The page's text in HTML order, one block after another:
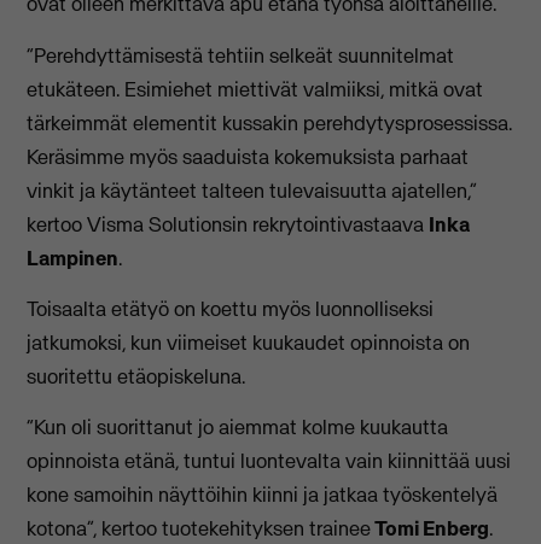
“Perehdyttämisestä tehtiin selkeät suunnitelmat
etukäteen. Esimiehet miettivät valmiiksi, mitkä ovat
tärkeimmät elementit kussakin perehdytysprosessissa.
Keräsimme myös saaduista kokemuksista parhaat
vinkit ja käytänteet talteen tulevaisuutta ajatellen,”
kertoo Visma Solutionsin rekrytointivastaava Inka
Lampinen.
Toisaalta etätyö on koettu myös luonnolliseksi
jatkumoksi, kun viimeiset kuukaudet opinnoista on
suoritettu etäopiskeluna.
“Kun oli suorittanut jo aiemmat kolme kuukautta
opinnoista etänä, tuntui luontevalta vain kiinnittää uusi
kone samoihin näyttöihin kiinni ja jatkaa työskentelyä
kotona”, kertoo tuotekehityksen traineeTomi Enberg.